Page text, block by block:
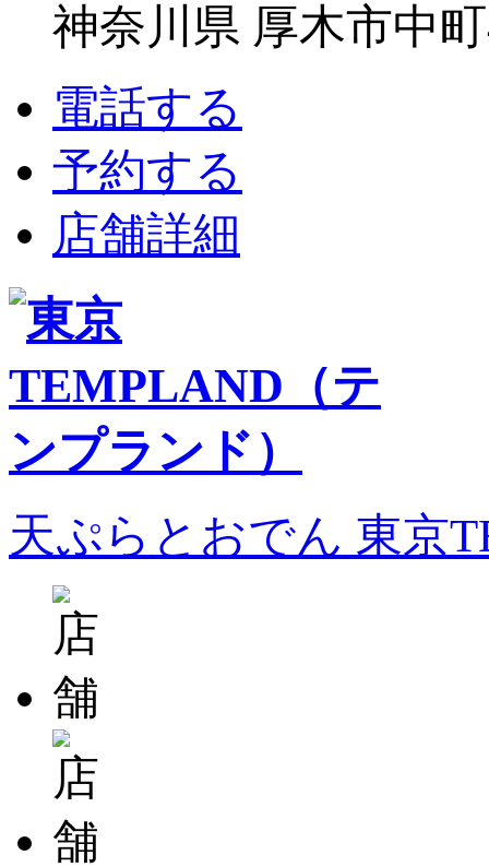
神奈川県 厚木市中
電話する
予約する
店舗詳細
天ぷらとおでん 東京